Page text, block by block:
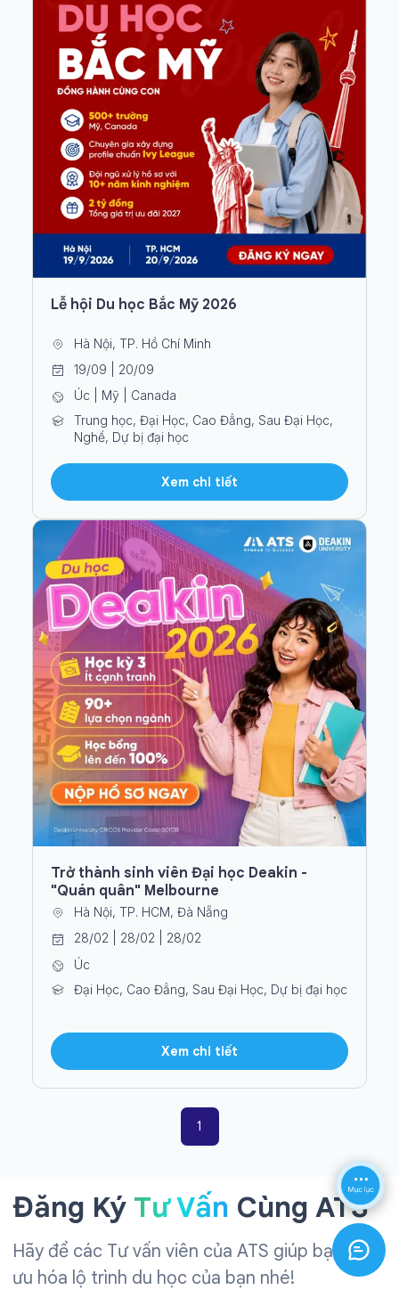
Lễ hội Du học Bắc Mỹ 2026
Hà Nội, TP. Hồ Chí Minh
19/09 | 20/09
Úc | Mỹ | Canada
Trung học, Đại Học, Cao Đẳng, Sau Đại Học,
Nghề, Dự bị đại học
Xem chi tiết
Trở thành sinh viên Đại học Deakin -
"Quán quân" Melbourne
Hà Nội, TP. HCM, Đà Nẵng
28/02 | 28/02 | 28/02
Úc
Đại Học, Cao Đẳng, Sau Đại Học, Dự bị đại học
Xem chi tiết
1
Đăng Ký Tư Vấn Cùng ATS
Hãy để các Tư vấn viên của ATS giúp bạn tối
ưu hóa lộ trình du học của bạn nhé!